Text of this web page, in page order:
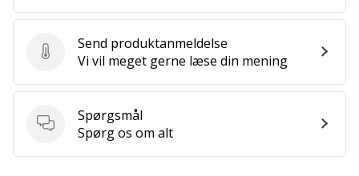
Send produktanmeldelse
Send produktanmeldelse
Vi vil meget gerne læse din mening
Spørgsmål
Spørgsmål
Spørg os om alt